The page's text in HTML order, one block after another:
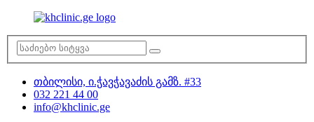
თბილისი, ი.ჭავჭავაძის გამზ. #33
032 221 44 00
info@khclinic.ge